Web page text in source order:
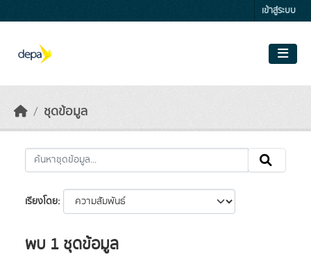
เข้าสู่ระบบ
ชุดข้อมูล
เรียงโดย
พบ 1 ชุดข้อมูล